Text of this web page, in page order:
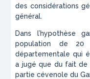
des considérations
général.
Dans l’hypothèse
population de
départementale qui
a jugé que du fait de
partie cévenole du